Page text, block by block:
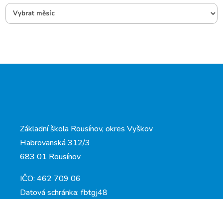
Základní škola Rousínov, okres Vyškov
Habrovanská 312/3
683 01 Rousínov
IČO: 462 709 06
Datová schránka: fbtgj48